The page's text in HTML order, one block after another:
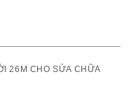
26M CHO SỬA CHỮA